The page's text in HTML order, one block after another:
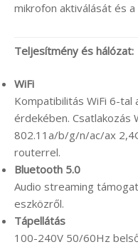
mikrofon aktiválását és
Teljesítmény és hálózat:
WiFi
Kompatibilitás WiFi 6-tal
érdekében. Csatlakozás
802.11a/b/g/n/ac/ax
routerrel.
Bluetooth 5.0
Audio streaming
eszközről.
Tápellátás
100-240V 50/60Hz